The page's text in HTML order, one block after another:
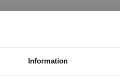
Information
fraktregion